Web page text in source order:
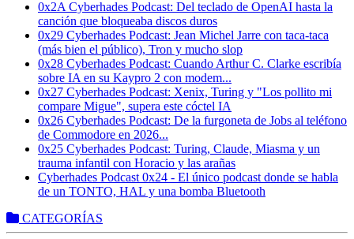
0x2A Cyberhades Podcast: Del teclado de OpenAI hasta la
canción que bloqueaba discos duros
0x29 Cyberhades Podcast: Jean Michel Jarre con taca-taca
(más bien el público), Tron y mucho slop
0x28 Cyberhades Podcast: Cuando Arthur C. Clarke escribía
sobre IA en su Kaypro 2 con modem...
0x27 Cyberhades Podcast: Xenix, Turing y "Los pollito mi
compare Migue", supera este cóctel IA
0x26 Cyberhades Podcast: De la furgoneta de Jobs al teléfono
de Commodore en 2026...
0x25 Cyberhades Podcast: Turing, Claude, Miasma y un
trauma infantil con Horacio y las arañas
Cyberhades Podcast 0x24 - El único podcast donde se habla
de un TONTO, HAL y una bomba Bluetooth
CATEGORÍAS